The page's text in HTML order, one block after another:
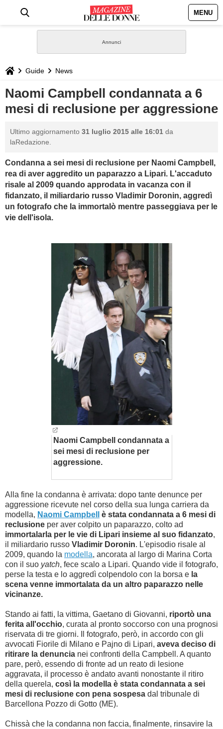
MENU
STILE
BIOGRAFIE
DEFINIZIONI
GASTRONOMIA
CAPELLI
SESSO
Guide News
Naomi Campbell condannata a 6
mesi di reclusione per aggressione
Ultimo aggiornamento 31 luglio 2015 alle 16:01 da
laRedazione.
Condanna a sei mesi di reclusione per Naomi Campbell,
rea di aver aggredito un paparazzo a Lipari. L'accaduto
risale al 2009 quando approdata in vacanza con il
fidanzato, il miliardario russo Vladimir Doronin, aggredì
un fotografo che la immortalò mentre passeggiava per le
vie dell'isola.
Naomi Campbell condannata a
sei mesi di reclusione per
aggressione.
Alla fine la condanna è arrivata: dopo tante denunce per
aggressione ricevute nel corso della sua lunga carriera da
modella, Naomi Campbell
è stata condannata a 6 mesi di
reclusione per aver colpito un paparazzo, colto ad
immortalarla per le vie di Lipari insieme al suo fidanzato,
il miliardario russo Vladimir Doronin. L'episodio risale al
2009, quando la modella, ancorata al largo di Marina Corta
con il suo yatch, fece scalo a Lipari. Quando vide il fotografo,
perse la testa e lo aggredì colpendolo con la borsa e la
scena venne immortalata da un altro paparazzo nelle
vicinanze.
Stando ai fatti, la vittima, Gaetano di Giovanni, riportò una
ferita all'occhio, curata al pronto soccorso con una prognosi
riservata di tre giorni. Il fotografo, però, in accordo con gli
avvocati Fiorile di Milano e Pajno di Lipari, aveva deciso di
ritirare la denuncia nei confronti della Campbell. A quanto
pare, però, essendo di fronte ad un reato di lesione
aggravata, il processo è andato avanti nonostante il ritiro
della querela, così la modella è stata condannata a sei
mesi di reclusione con pena sospesa dal tribunale di
Barcellona Pozzo di Gotto (ME).
Chissà che la condanna non faccia, finalmente, rinsavire la